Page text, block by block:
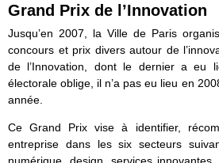
Grand Prix de l’Innovation
Jusqu’en 2007, la Ville de Paris
concours et prix divers autour de
de l’Innovation, dont le dernier a eu
électorale oblige, il n’a pas eu lieu en
année.
Ce Grand Prix vise à identifier,
entreprise dans les six secteurs
numérique, design, services